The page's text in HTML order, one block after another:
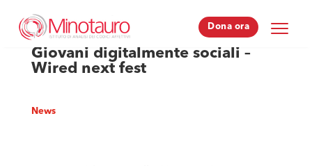
Dona ora
Dona ora
Giovani digitalmente sociali –
Wired next fest
News